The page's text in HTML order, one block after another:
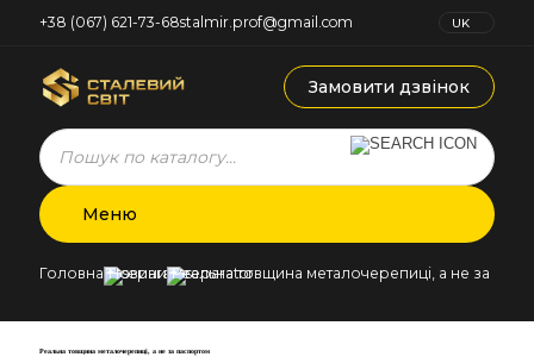
+38 (067) 621-73-68stalmir.prof@gmail.com
UK
Замовити дзвінок
Products
search
Меню
Головна Новини Реальна товщина металочерепиці, а не за
Реальна товщина металочерепиці, а не за паспортом